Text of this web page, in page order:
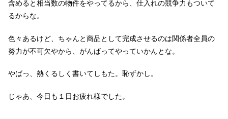
含めると相当数の物件をやってるから、仕入れの競争力もついて
るからな。
色々あるけど、ちゃんと商品として完成させるのは関係者全員の
努力が不可欠やから、がんばってやっていかんとな。
やばっ、熱くるしく書いてしもた。恥ずかし。
じゃあ、今日も１日お疲れ様でした。